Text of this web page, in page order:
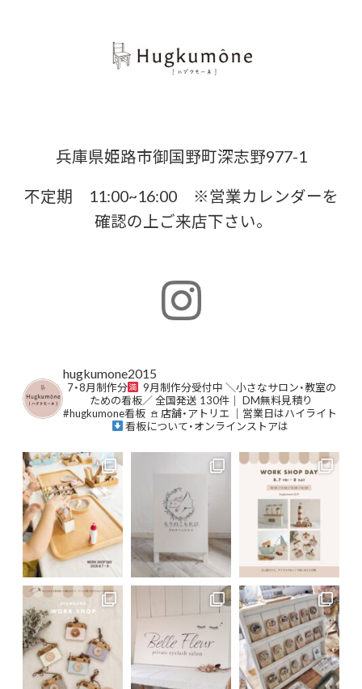
兵庫県姫路市御国野町深志野977-1
不定期 11:00~16:00 ※営業カレンダーを
確認の上ご来店下さい。
hugkumone2015
⁡7・8月制作分 9月制作分受付中 ⁡＼小さなサロン・教室の
ための看板／⁡⁡全国発送 130件｜ DM無料見積り⁡
#hugkumone看板 𖠿 店舗・アトリエ ｜営業日はハイライト
⁡看板について・オンラインストアは